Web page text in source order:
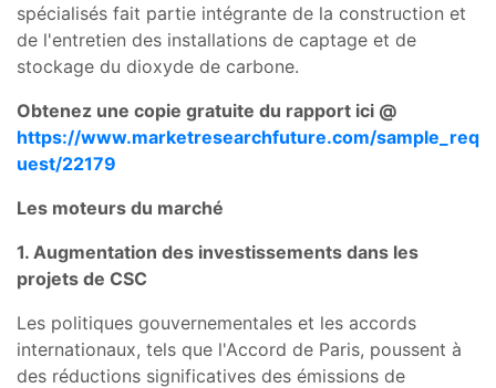
spécialisés fait partie intégrante de la construction et
de l'entretien des installations de captage et de
stockage du dioxyde de carbone.
Obtenez une copie gratuite du rapport ici @
https://www.marketresearchfuture.com/sample_req
uest/22179
Les moteurs du marché
1. Augmentation des investissements dans les
projets de CSC
Les politiques gouvernementales et les accords
internationaux, tels que l'Accord de Paris, poussent à
des réductions significatives des émissions de